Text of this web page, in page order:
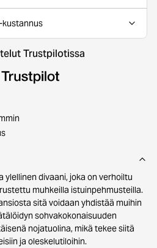
kustannus
Trustpilotissa
ylellinen divaani, joka on verhoiltu
muhkeilla istuinpehmusteilla.
sitä voidaan yhdistää muihin
sohvakokonaisuuden
nojatuolina, mikä tekee siitä
ja oleskelutiloihin.